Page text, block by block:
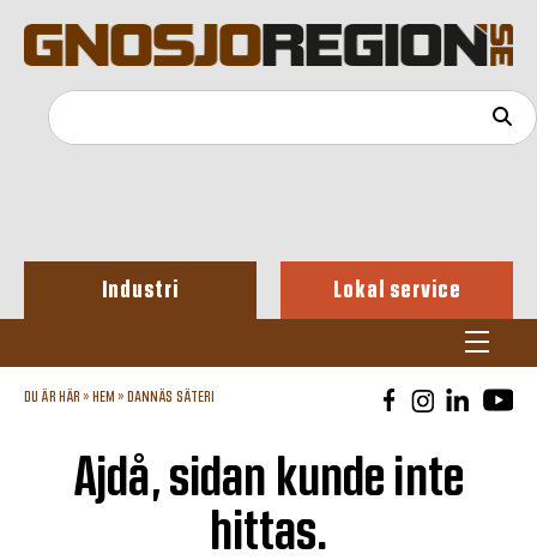
Industri Lokal service
DU ÄR HÄR » HEM » DANNÄS SÄTERI
Ajdå, sidan kunde inte
hittas.